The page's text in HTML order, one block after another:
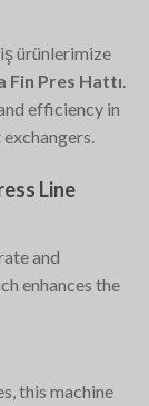
ürünlerimize
Fin Pres Hattı.
efficiency in
Line
and
enhances the
this machine